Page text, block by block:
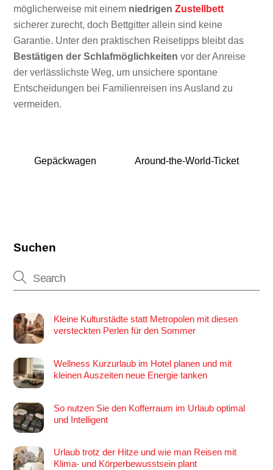
möglicherweise mit einem niedrigenZustellbett
sicherer zurecht, doch Bettgitter allein sind keine
Garantie. Unter den praktischen Reisetipps bleibt das
Bestätigen der Schlafmöglichkeiten vor der Anreise
der verlässlichste Weg, um unsichere spontane
Entscheidungen bei Familienreisen ins Ausland zu
vermeiden.
Gepäckwagen Around-the-World-Ticket
Suchen
Kleine Kulturstädte statt Metropolen mit diesen
versteckten Perlen für den Sommer
Wellness Kurzurlaub im Hotel planen und mit
kleinen Auszeiten neue Energie tanken
So nutzen Sie den Kofferraum im Urlaub optimal
und Intelligent
Urlaub trotz der Hitze und wie man Reisen mit
Klima- und Körperbewusstsein plant